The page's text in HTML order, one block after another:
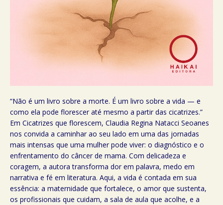
“Não é um livro sobre a morte. É um livro sobre a vida — e
como ela pode florescer até mesmo a partir das cicatrizes.”
Em Cicatrizes que florescem, Claudia Regina Natacci Seoanes
nos convida a caminhar ao seu lado em uma das jornadas
mais intensas que uma mulher pode viver: o diagnóstico e o
enfrentamento do câncer de mama. Com delicadeza e
coragem, a autora transforma dor em palavra, medo em
narrativa e fé em literatura. Aqui, a vida é contada em sua
essência: a maternidade que fortalece, o amor que sustenta,
os profissionais que cuidam, a sala de aula que acolhe, e a